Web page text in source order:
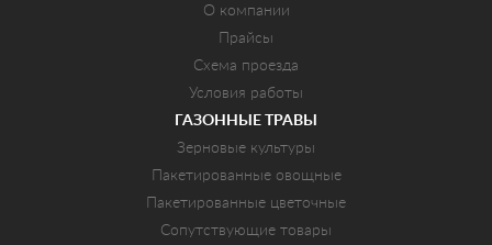
О компании
Прайсы
Схема проезда
Условия работы
ГАЗОННЫЕ ТРАВЫ
Зерновые культуры
Пакетированные овощные
Пакетированные цветочные
Сопутствующие товары